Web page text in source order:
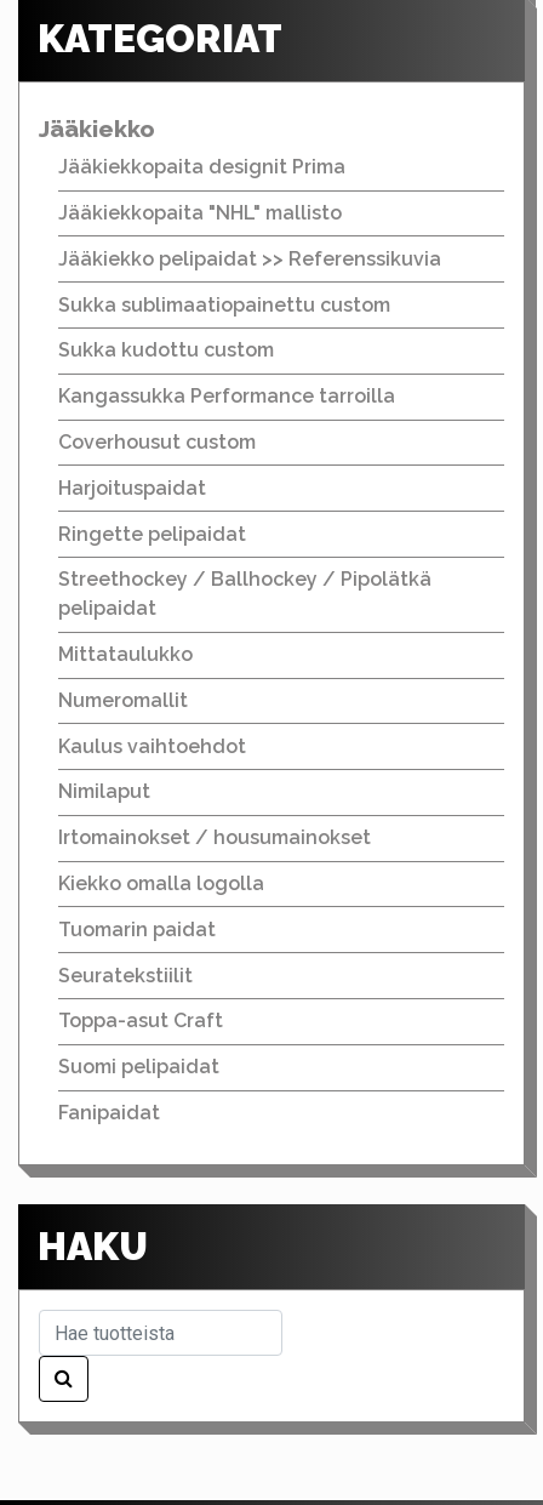
KATEGORIAT
Jääkiekko
Jääkiekkopaita designit Prima
Jääkiekkopaita "NHL" mallisto
Jääkiekko pelipaidat >> Referenssikuvia
Sukka sublimaatiopainettu custom
Sukka kudottu custom
Kangassukka Performance tarroilla
Coverhousut custom
Harjoituspaidat
Ringette pelipaidat
Streethockey / Ballhockey / Pipolätkä
pelipaidat
Mittataulukko
Numeromallit
Kaulus vaihtoehdot
Nimilaput
Irtomainokset / housumainokset
Kiekko omalla logolla
Tuomarin paidat
Seuratekstiilit
Toppa-asut Craft
Suomi pelipaidat
Fanipaidat
HAKU